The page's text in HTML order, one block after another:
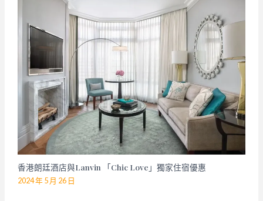
香港朗廷酒店與Lanvin 「Chic Love」獨家住宿優惠
2024 年 5 月 26 日